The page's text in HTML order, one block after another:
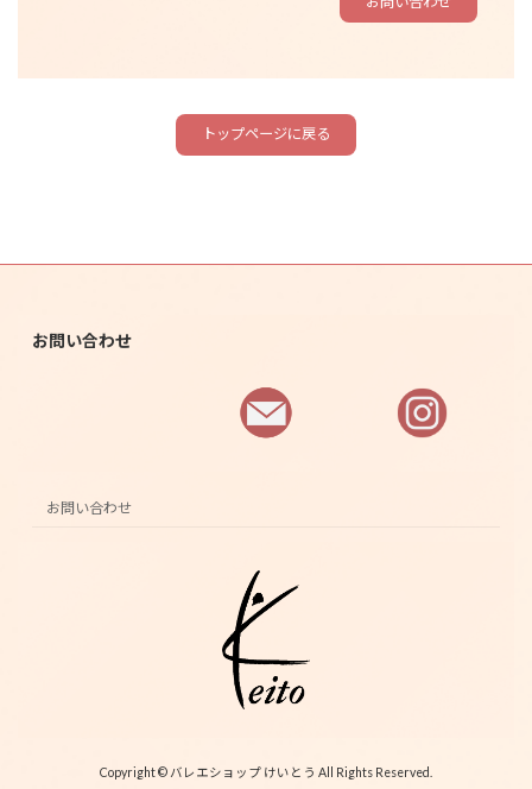
トップページに戻る
お問い合わせ
お問い合わせ
Copyright © バレエショップ けいとう All Rights Reserved.